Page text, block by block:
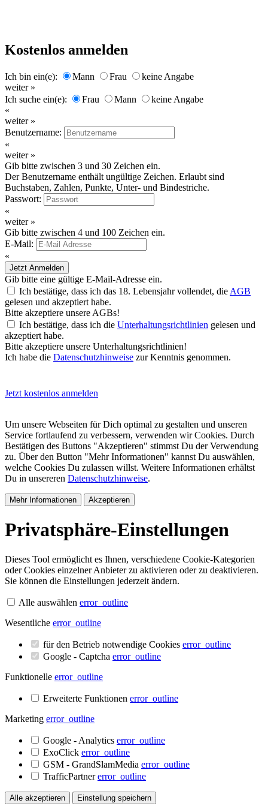
Kostenlos anmelden
Ich bin ein(e): Mann Frau
keine Angabe
weiter »
Ich suche ein(e):
Frau Mann
keine Angabe
«
weiter »
Benutzername:
«
weiter »
Gib bitte zwischen 3 und 30 Zeichen ein.
Der Benutzername enthält ungültige Zeichen. Erlaubt sind
Buchstaben, Zahlen, Punkte, Unter- und Bindestriche.
Passwort:
«
weiter »
Gib bitte zwischen 4 und 100 Zeichen ein.
E-Mail:
«
Jetzt Anmelden
Gib bitte eine gültige E-Mail-Adresse ein.
Ich bestätige, dass ich das 18. Lebensjahr vollendet, die AGB
gelesen und akzeptiert habe.
Bitte akzeptiere unsere AGBs!
Ich bestätige, dass ich die Unterhaltungsrichtlinien gelesen und
akzeptiert habe.
Bitte akzeptiere unsere Unterhaltungsrichtlinien!
Ich habe die Datenschutzhinweise zur Kenntnis genommen.
Jetzt kostenlos anmelden
Um unsere Webseiten für Dich optimal zu gestalten und unseren
Service fortlaufend zu verbessern, verwenden wir Cookies. Durch
Bestätigen des Buttons "Akzeptieren" stimmst Du der Verwendung
zu. Über den Button "Mehr Informationen" kannst Du auswählen,
welche Cookies Du zulassen willst. Weitere Informationen erhältst
Du in unsereren Datenschutzhinweise.
Mehr Informationen Akzeptieren
Privatsphäre-Einstellungen
Dieses Tool ermöglicht es Ihnen, verschiedene Cookie-Kategorien
oder Cookies einzelner Anbieter zu aktivieren oder zu deaktivieren.
Sie können die Einstellungen jederzeit ändern.
Alle auswählen error_outline
Wesentliche error_outline
für den Betrieb notwendige Cookies error_outline
Google - Captcha error_outline
Funktionelle error_outline
Erweiterte Funktionen error_outline
Marketing error_outline
Google - Analytics error_outline
ExoClick error_outline
GSM - GrandSlamMedia error_outline
TrafficPartnererror_outline
Alle akzeptieren Einstellung speichern